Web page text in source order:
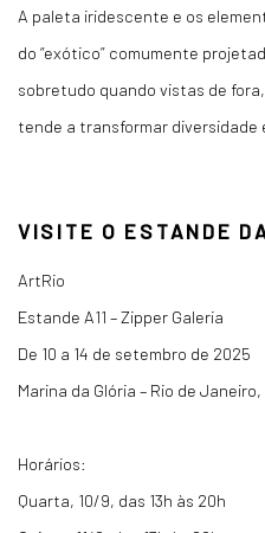
A paleta iridescente e os
do “exótico” comumente
sobretudo quando vistas de
tende a transformar diversidade
VISITE O ESTANDE
ArtRio
Estande A11 – Zipper Galeria
De 10 a 14 de setembro de 2025
Marina da Glória – Rio de Janeiro,
Horários:
Quarta, 10/9, das 13h às 20h